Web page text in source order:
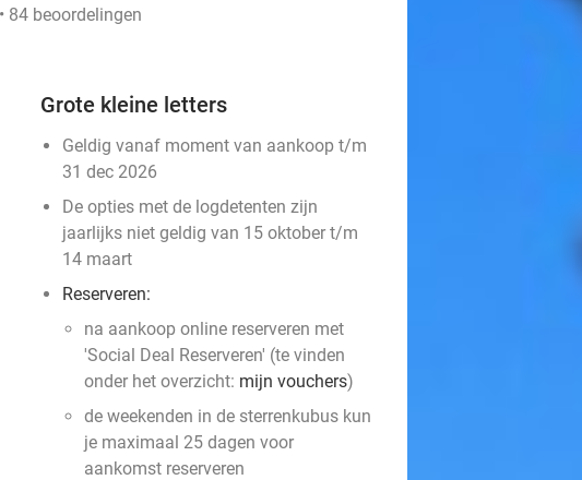
84 beoordelingen
Grote kleine letters
Geldig vanaf moment van aankoop t/m
31 dec 2026
De opties met de logdetenten zijn
jaarlijks niet geldig van 15 oktober t/m
14 maart
Reserveren:
na aankoop online reserveren met
'Social Deal Reserveren' (te vinden
onder het overzicht: mijn vouchers)
de weekenden in de sterrenkubus kun
je maximaal 25 dagen voor
aankomst reserveren